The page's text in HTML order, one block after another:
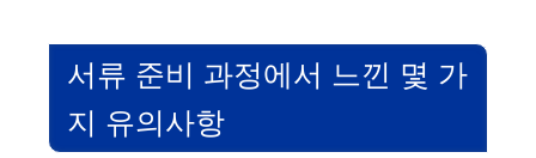
서류 준비 과정에서 느낀 몇 가
지 유의사항